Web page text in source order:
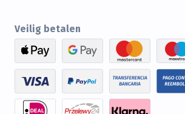
Veilig betalen